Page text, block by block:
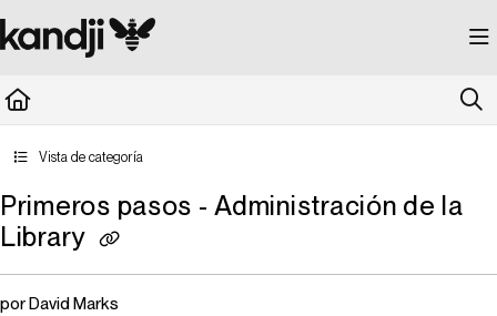
Documentation Index
Fetch the complete documentation index at: https://kandji.document360.io/
Vista de categoría
Primeros pasos - Administración de la
Library
por David Marks